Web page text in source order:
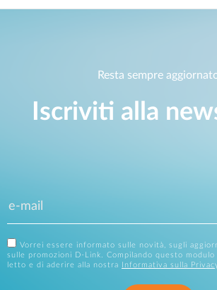
Resta sempre
Iscriviti alla
Vorrei essere informato sulle novità, sugli
sulle promozioni D-Link. Compilando questo
letto e di aderire alla nostra
Informativa sulla